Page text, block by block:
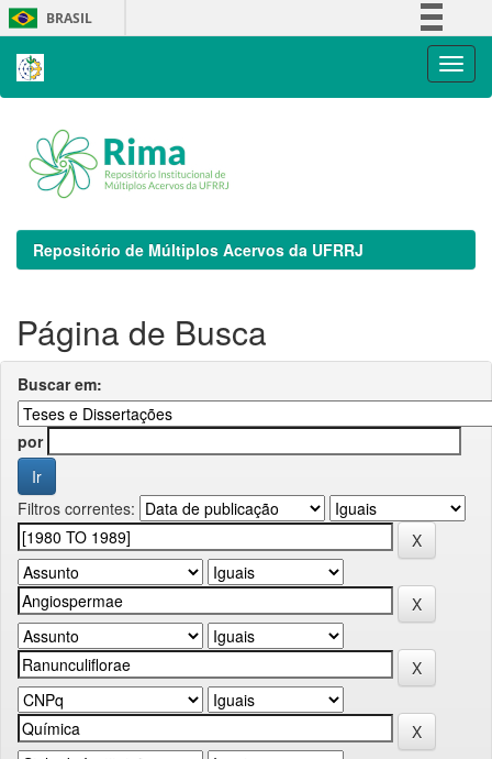
Skip
navigation
BRASIL
Repositório de Múltiplos Acervos da UFRRJ
Página de Busca
Buscar em:
por
Filtros correntes: